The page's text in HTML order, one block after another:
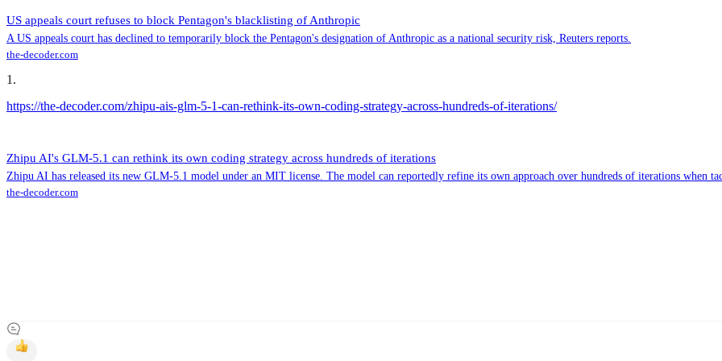
US appeals court refuses to block Pentagon's blacklisting of Anthropic
A US appeals court has declined to temporarily block the Pentagon's designation of Anthropic as a national security risk, Reuters reports.
the-decoder.com
1 .
https://the-decoder.com/zhipu-ais-glm-5-1-can-rethink-its-own-coding-strategy-across-hundreds-of-iterations/
Zhipu AI's GLM-5.1 can rethink its own coding strategy across hundreds of iterations
Zhipu AI has released its new GLM-5.1 model under an MIT license. The model can reportedly refine its own approach over hundreds of iterations when
the-decoder.com